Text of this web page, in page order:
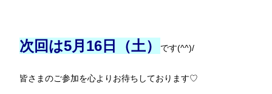
次回は5月16日（土） です(^^)/
皆さまのご参加を心よりお待ちしております♡